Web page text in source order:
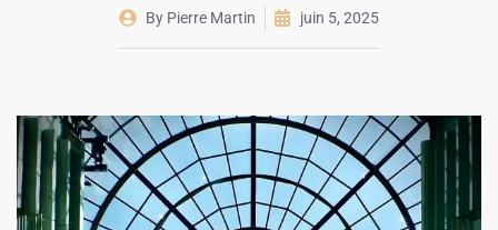
By Pierre Martin juin 5, 2025